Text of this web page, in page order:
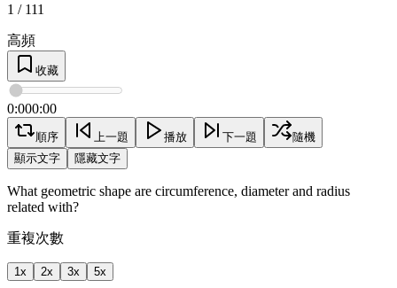
1 / 111
高頻
收藏
0:000:00
順序 上一題 播放 下一題
隨機
顯示文字
隱藏文字
What geometric shape are circumference, diameter and radius
related with?
重複次數
1 x 2x 3x 5x